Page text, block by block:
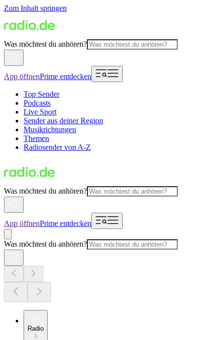
Zum Inhalt springen
Was möchtest du anhören?
App öffnenPrime entdecken
Top Sender
Podcasts
Live Sport
Sender aus deiner Region
Musikrichtungen
Themen
Radiosender von A-Z
Was möchtest du anhören?
App öffnenPrime entdecken
Was möchtest du anhören?
Radio